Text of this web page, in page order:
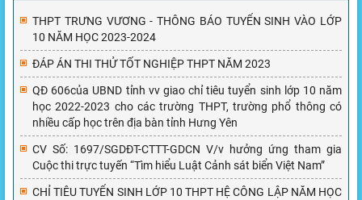
THPT TRƯNG VƯƠNG - THÔNG BÁO TUYỂN SINH VÀO LỚP
10 NĂM HỌC 2023-2024
ĐÁP ÁN THI THỬ TỐT NGHIỆP THPT NĂM 2023
QĐ 606của UBND tỉnh vv giao chỉ tiêu tuyển sinh lớp 10 năm
học 2022-2023 cho các trường THPT, trường phổ thông có
nhiều cấp học trên địa bàn tỉnh Hưng Yên
CV Số: 1697/SGDĐT-CTTT-GDCN V/v hưởng ứng tham gia
Cuộc thi trực tuyến “Tìm hiểu Luật Cảnh sát biển Việt Nam”
CHỈ TIÊU TUYỂN SINH LỚP 10 THPT HỆ CÔNG LẬP NĂM HỌC